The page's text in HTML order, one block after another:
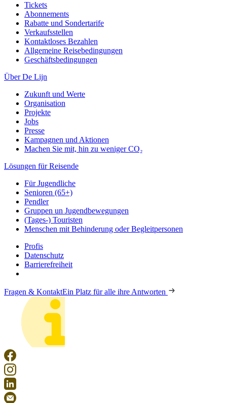
Tickets
Abonnements
Rabatte und Sondertarife
Verkaufsstellen
Kontaktloses Bezahlen
Allgemeine Reisebedingungen
Geschäftsbedingungen
Über De Lijn
Zukunft und Werte
Organisation
Projekte
Jobs
Presse
Kampagnen und Aktionen
Machen Sie mit, hin zu weniger CO₂
Lösungen für Reisende
Für Jugendliche
Senioren (65+)
Pendler
Gruppen un Jugendbewegungen
(Tages-) Touristen
Menschen mit Behinderung oder Begleitpersonen
Profis
Datenschutz
Barrierefreiheit
Fragen & KontaktEin Platz für alle ihre Antworten